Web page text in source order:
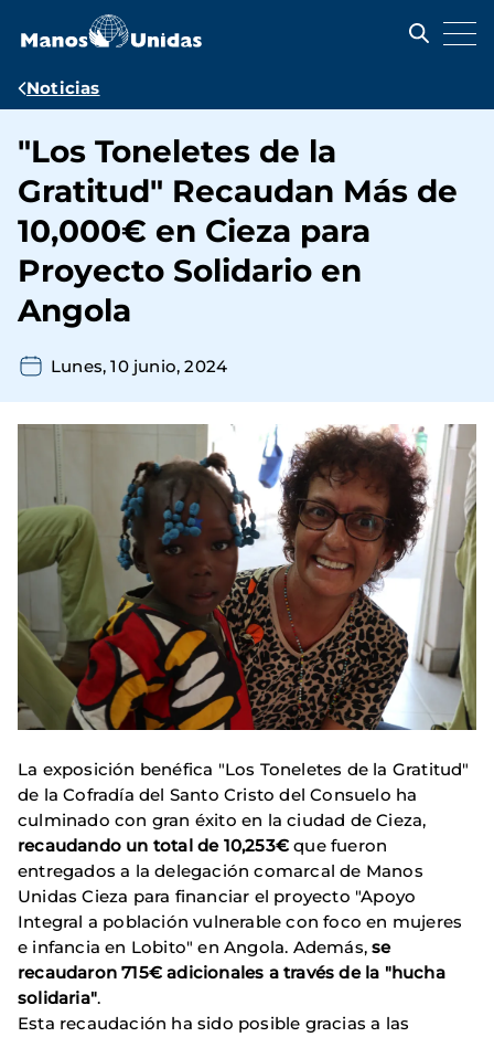
contenido
Ruta
navegación
Noticias
"Los Toneletes de la
Gratitud" Recaudan Más de
10,000€ en Cieza para
Proyecto Solidario en
Angola
Lunes, 10 junio, 2024
La exposición benéfica "Los Toneletes de la Gratitud"
de la Cofradía del Santo Cristo del Consuelo ha
culminado con gran éxito en la ciudad de Cieza,
recaudando un total de 10,253€ que fueron
entregados a la delegación comarcal de Manos
Unidas Cieza para financiar el proyecto "Apoyo
Integral a población vulnerable con foco en mujeres
e infancia en Lobito" en Angola. Además,se
recaudaron 715€ adicionales a través de la "hucha
solidaria".
Esta recaudación ha sido posible gracias a las